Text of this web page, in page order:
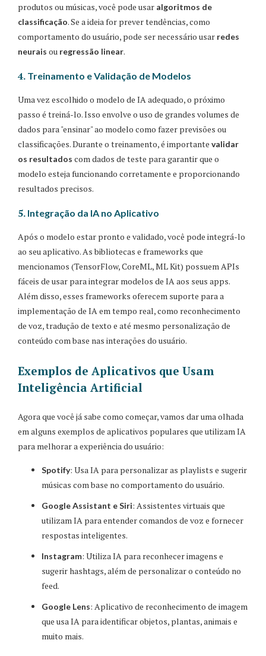
produtos ou músicas, você pode usar algoritmos de
classificação. Se a ideia for prever tendências, como
comportamento do usuário, pode ser necessário usar redes
neurais ou regressão linear.
4. Treinamento e Validação de Modelos
Uma vez escolhido o modelo de IA adequado, o próximo
passo é treiná-lo. Isso envolve o uso de grandes volumes de
dados para "ensinar" ao modelo como fazer previsões ou
classificações. Durante o treinamento, é importante validar
os resultados com dados de teste para garantir que o
modelo esteja funcionando corretamente e proporcionando
resultados precisos.
5. Integração da IA no Aplicativo
Após o modelo estar pronto e validado, você pode integrá-lo
ao seu aplicativo. As bibliotecas e frameworks que
mencionamos (TensorFlow, CoreML, ML Kit) possuem APIs
fáceis de usar para integrar modelos de IA aos seus apps.
Além disso, esses frameworks oferecem suporte para a
implementação de IA em tempo real, como reconhecimento
de voz, tradução de texto e até mesmo personalização de
conteúdo com base nas interações do usuário.
Exemplos de Aplicativos que Usam
Inteligência Artificial
Agora que você já sabe como começar, vamos dar uma olhada
em alguns exemplos de aplicativos populares que utilizam IA
para melhorar a experiência do usuário:
Spotify: Usa IA para personalizar as playlists e sugerir
músicas com base no comportamento do usuário.
Google Assistant e Siri: Assistentes virtuais que
utilizam IA para entender comandos de voz e fornecer
respostas inteligentes.
Instagram: Utiliza IA para reconhecer imagens e
sugerir hashtags, além de personalizar o conteúdo no
feed.
Google Lens: Aplicativo de reconhecimento de imagem
que usa IA para identificar objetos, plantas, animais e
muito mais.